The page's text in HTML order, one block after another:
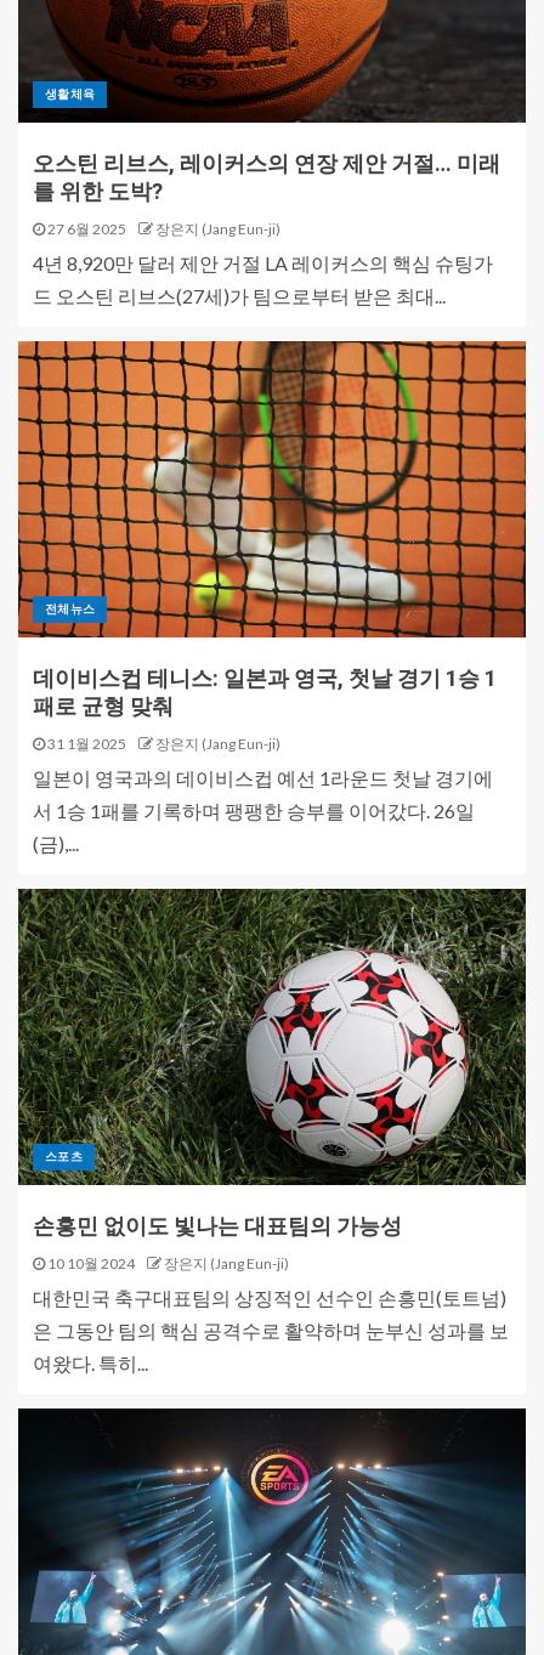
생활체육
오스틴 리브스, 레이커스의 연장 제안 거절… 미래
를 위한 도박?
27 6월 2025 장은지 (Jang Eun-ji)
4년 8,920만 달러 제안 거절 LA 레이커스의 핵심 슈팅가
드 오스틴 리브스(27세)가 팀으로부터 받은 최대...
전체뉴스
데이비스컵 테니스: 일본과 영국, 첫날 경기 1승 1
패로 균형 맞춰
31 1월 2025 장은지 (Jang Eun-ji)
일본이 영국과의 데이비스컵 예선 1라운드 첫날 경기에
서 1승 1패를 기록하며 팽팽한 승부를 이어갔다. 26일
(금),...
스포츠
손흥민 없이도 빛나는 대표팀의 가능성
10 10월 2024 장은지 (Jang Eun-ji)
대한민국 축구대표팀의 상징적인 선수인 손흥민(토트넘)
은 그동안 팀의 핵심 공격수로 활약하며 눈부신 성과를 보
여왔다. 특히...